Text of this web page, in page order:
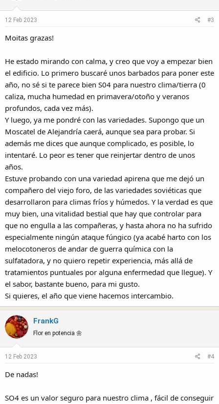
o
n
:
12 Feb 2023 #3
Moitas grazas!
He estado mirando con calma, y creo que voy a empezar bien
el edificio. Lo primero buscaré unos barbados para poner este
año, no sé si te parece bien S04 para nuestro clima/tierra (0
caliza, mucha humedad en primavera/otoño y veranos
profundos, cada vez más).
Y luego, ya me pondré con las variedades. Supongo que un
Moscatel de Alejandría caerá, aunque sea para probar. Si
además me dices que aunque complicado, es posible, lo
intentaré. Lo peor es tener que reinjertar dentro de unos
años.
Estuve probando con una variedad apirena que me dejó un
compañero del viejo foro, de las variedades soviéticas que
desarrollaron para climas fríos y húmedos. Y la verdad es que
muy bien, una vitalidad bestial que hay que controlar para
que no engulla a las compañeras, y hasta ahora no ha sufrido
especialmente ningún ataque fúngico (ya acabé harto con los
melocotoneros de andar de guerra química con la
sulfatadora, y no quiero repetir experiencia, más allá de
tratamientos puntuales por alguna enfermedad que llegue). Y
el sabor, bastante bueno, para mi gusto.
Si quieres, el año que viene hacemos intercambio.
FrankG
Flor en potencia 🌼
12 Feb 2023 #4
De nadas!
SO4 es un valor seguro para nuestro clima , fácil de conseguir